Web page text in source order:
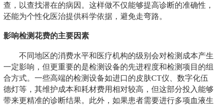
查，以查找潜在的病因。这样做不仅能够提高诊断的准确性，
还能为个性化医治提供科学依据，避免走弯路。
影响检测花费的主要因素
不同地区的消费水平和医疗机构的级别会对检测成本产生
一定影响，但更重要的是检测设备的先进程度和检测项目的组
合方式。一些高端的检测设备如进口的皮肤CT仪、数字化伍
德灯等，其维护成本和耗材费用相对较高，但这部分投入能够
带来更精准的诊断结果。此外，如果患者需要进行多项血液生